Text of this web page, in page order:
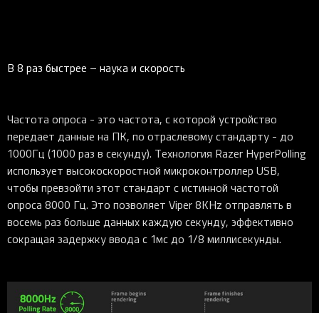
В 8 раз быстрее – наука и скорость
Частота опроса - это частота, с которой устройство
передает данные на ПК, по отраслевому стандарту - до
1000Гц (1000 раз в секунду). Технология Razer HyperPolling
использует высокоскоростной микроконтроллер USB,
чтобы превзойти этот стандарт с истинной частотой
опроса 8000 Гц. Это позволяет Viper 8KHz отправлять в
восемь раз больше данных каждую секунду, эффективно
сокращая задержку ввода с 1мс до 1/8 миллисекунды.